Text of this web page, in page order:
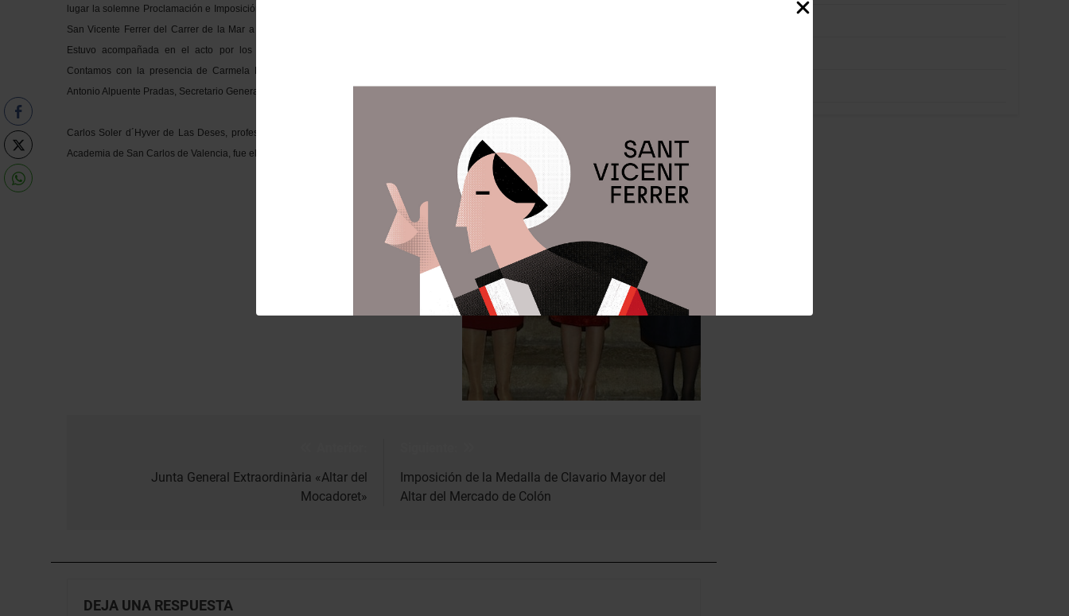
lugar la solemne Proclamación e Imposición de la Medalla del Antiquísima Asociación de
San Vicente Ferrer del Carrer de la Mar a la Clavariesa 2017, Marieta Martínez Casañ.
Estuvo acompañada en el acto por los diversos Altares y Asociaciones Vicentinas.
Contamos con la presencia de Carmela Morell Casañ, Honorable Clavariesa 2017 y
Antonio Alpuente Pradas, Secretario General de la Junta Central Vicentina.
Carlos Soler d´Hyver de Las Deses, profesor de historia y arte y académico de la Real
Academia de San Carlos de Valencia, fue el mantenedor del acto.
Junta General Extraordinària «Altar del
Mocadoret»
Imposición de la Medalla de Clavario Mayor del
Altar del Mercado de Colón
DEJA UNA RESPUESTA